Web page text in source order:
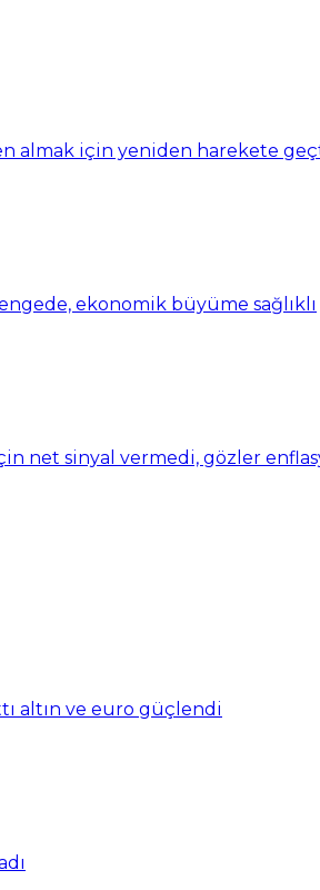
almak için yeniden harekete
ekonomik büyüme sağlıklı
net sinyal vermedi, gözler
altın ve euro güçlendi